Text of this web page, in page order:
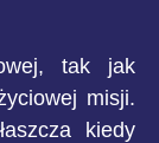
tak jak
misji.
kiedy